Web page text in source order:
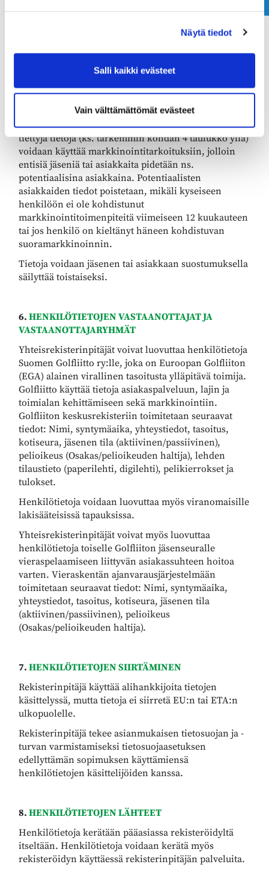
Näytä tiedot
Salli kaikki evästeet
Vain välttämättömät evästeet
Jäsenten ja asiakkaiden tiedot säilytetään jäsenyyden
tai asiakassuhteen ajan, mutta niiden ajantasaisuutta
ja säilyttämisen tarpeellisuutta arvioidaan
säännöllisesti jäsen- tai asiakassuhteen ajan.
Jäsenyyden tai asiakassuhteen päättymisen jälkeen
tietoja säilytetään kolme vuotta, ellei lainsäädäntö
muuta edellytä. Entisten jäsenten ja asiakkaiden
tiettyjä tietoja (ks. tarkemmin kohdan 4 taulukko yllä)
voidaan käyttää markkinointitarkoituksiin, jolloin
entisiä jäseniä tai asiakkaita pidetään ns.
potentiaalisina asiakkaina. Potentiaalisten
asiakkaiden tiedot poistetaan, mikäli kyseiseen
henkilöön ei ole kohdistunut
markkinointitoimenpiteitä viimeiseen 12 kuukauteen
tai jos henkilö on kieltänyt häneen kohdistuvan
suoramarkkinoinnin.
Tietoja voidaan jäsenen tai asiakkaan suostumuksella
säilyttää toistaiseksi.
6. HENKILÖTIETOJEN VASTAANOTTAJAT JA
VASTAANOTTAJARYHMÄT
Yhteisrekisterinpitäjät voivat luovuttaa henkilötietoja
Suomen Golfliitto ry:lle, joka on Euroopan Golfliiton
(EGA) alainen virallinen tasoitusta ylläpitävä toimija.
Golfliitto käyttää tietoja asiakaspalveluun, lajin ja
toimialan kehittämiseen sekä markkinointiin.
Golfliiton keskusrekisteriin toimitetaan seuraavat
tiedot: Nimi, syntymäaika, yhteystiedot, tasoitus,
kotiseura, jäsenen tila (aktiivinen/passiivinen),
pelioikeus (Osakas/pelioikeuden haltija), lehden
tilaustieto (paperilehti, digilehti), pelikierrokset ja
tulokset.
Henkilötietoja voidaan luovuttaa myös viranomaisille
lakisääteisissä tapauksissa.
Yhteisrekisterinpitäjät voivat myös luovuttaa
henkilötietoja toiselle Golfliiton jäsenseuralle
vieraspelaamiseen liittyvän asiakassuhteen hoitoa
varten. Vieraskentän ajanvarausjärjestelmään
toimitetaan seuraavat tiedot: Nimi, syntymäaika,
yhteystiedot, tasoitus, kotiseura, jäsenen tila
(aktiivinen/passiivinen), pelioikeus
(Osakas/pelioikeuden haltija).
7. HENKILÖTIETOJEN SIIRTÄMINEN
Rekisterinpitäjä käyttää alihankkijoita tietojen
käsittelyssä, mutta tietoja ei siirretä EU:n tai ETA:n
ulkopuolelle.
Rekisterinpitäjä tekee asianmukaisen tietosuojan ja -
turvan varmistamiseksi tietosuojaasetuksen
edellyttämän sopimuksen käyttämiensä
henkilötietojen käsittelijöiden kanssa.
8. HENKILÖTIETOJEN LÄHTEET
Henkilötietoja kerätään pääasiassa rekisteröidyltä
itseltään. Henkilötietoja voidaan kerätä myös
rekisteröidyn käyttäessä rekisterinpitäjän palveluita.